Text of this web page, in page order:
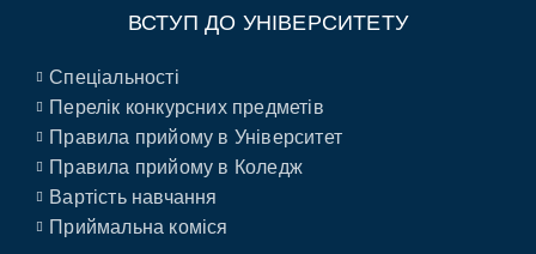
ВСТУП ДО УНІВЕРСИТЕТУ
Спеціальності
Перелік конкурсних предметів
Правила прийому в Університет
Правила прийому в Коледж
Вартість навчання
Приймальна коміся